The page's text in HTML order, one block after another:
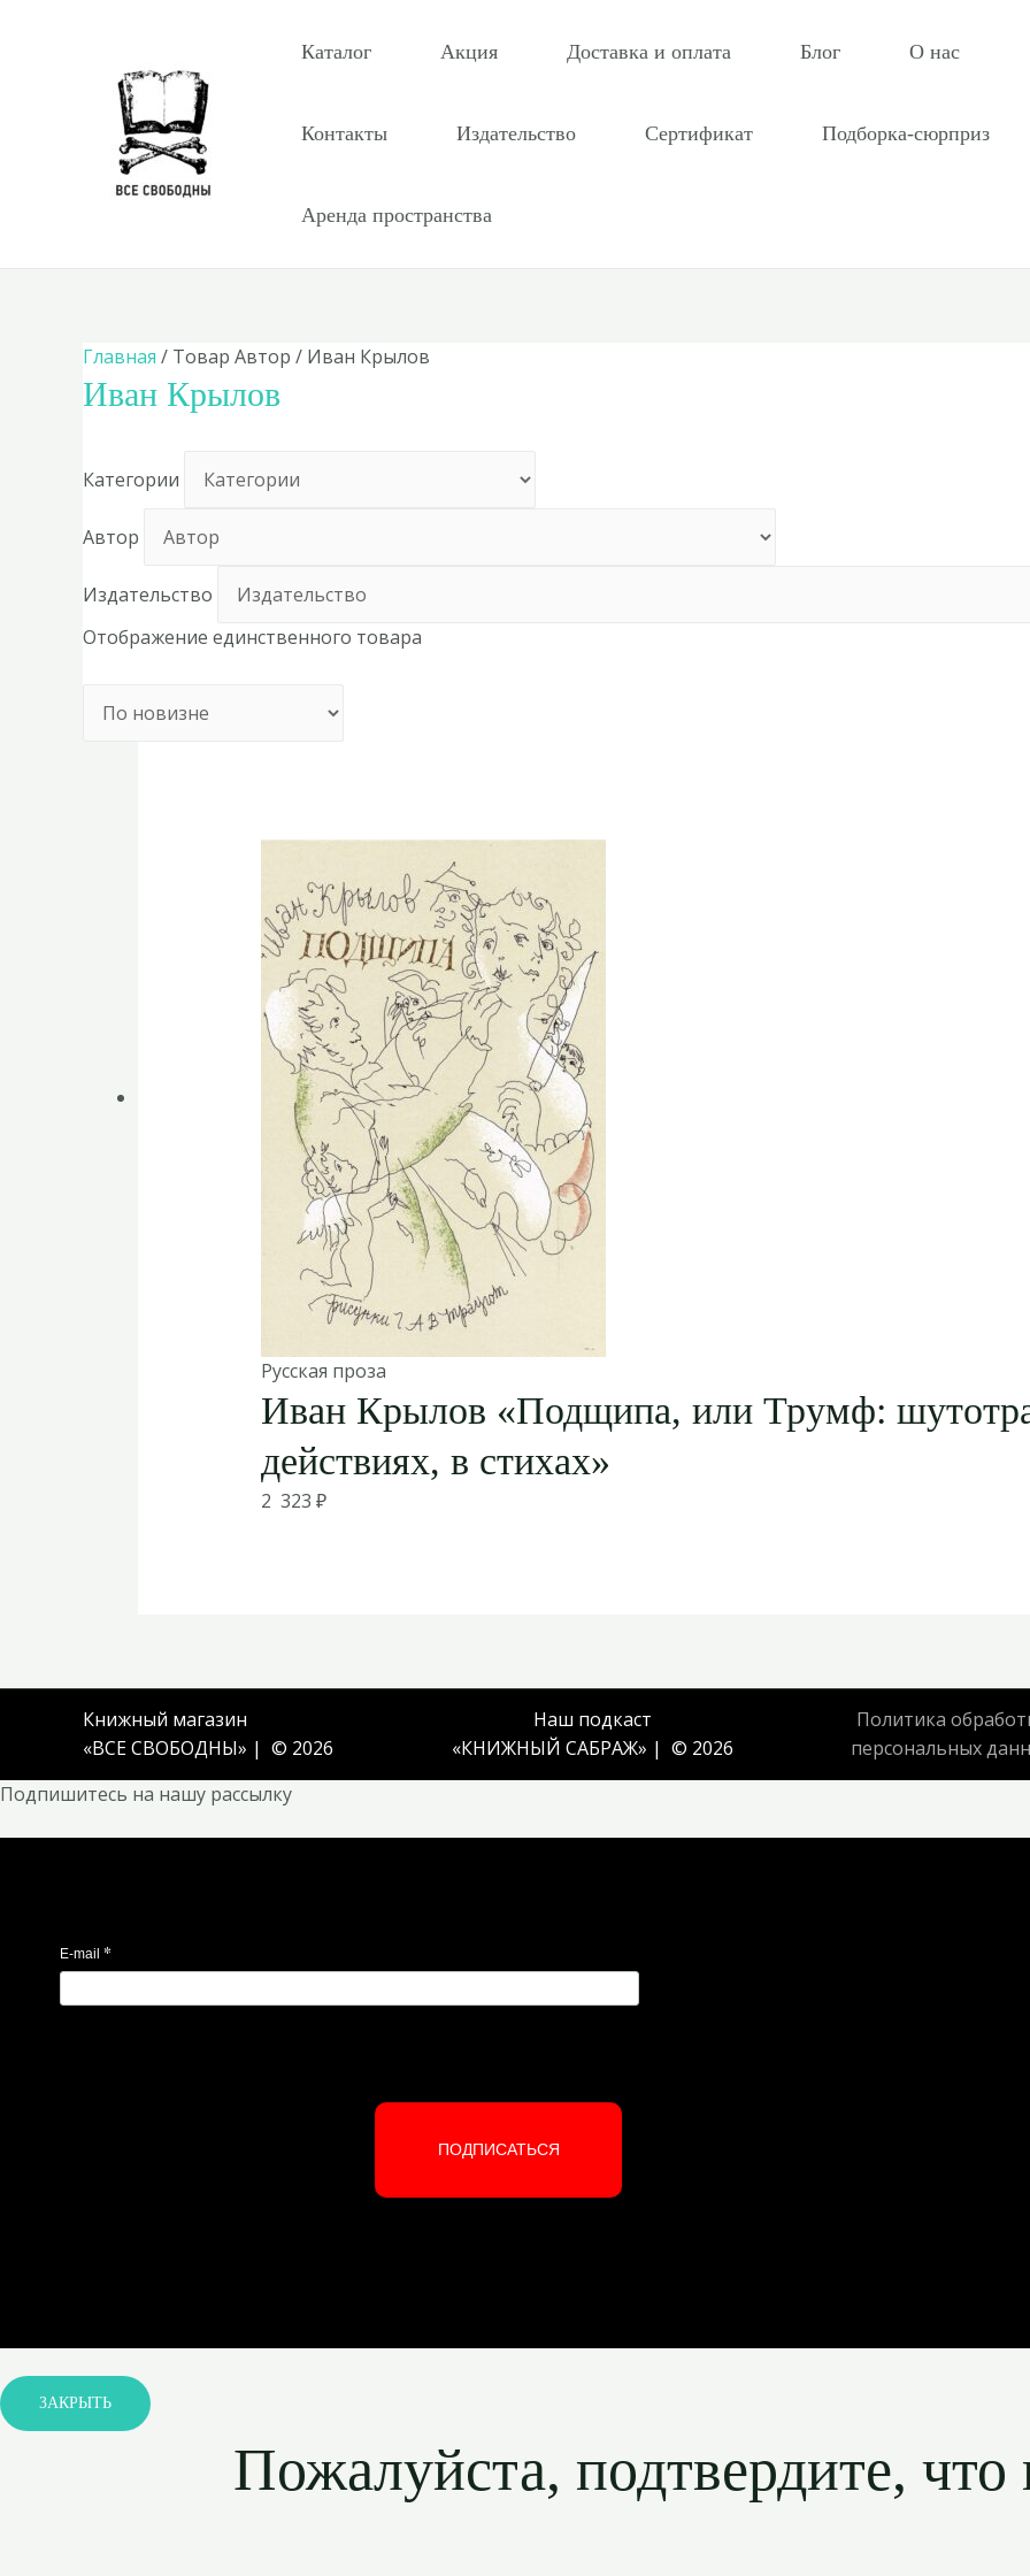
содержимому
Каталог Акция Доставка и оплата Блог О нас
Контакты Издательство Сертификат Подборка-сюрприз
Аренда пространства
Главная / Товар Автор / Иван Крылов
Иван Крылов
Категории
Автор
Издательство
Отображение единственного товара
Русская проза
Иван Крылов «Подщипа, или Трумф:
действиях, в стихах»
2 323 ₽
Книжный магазин
«ВСЕ СВОБОДНЫ» | © 2026
Наш подкаст
«КНИЖНЫЙ САБРАЖ» | © 2026
Политика
персональных
Подпишитесь на нашу рассылку
E-mail *
ПОДПИСАТЬСЯ
ЗАКРЫТЬ
Пожалуйста, подтвердите, что